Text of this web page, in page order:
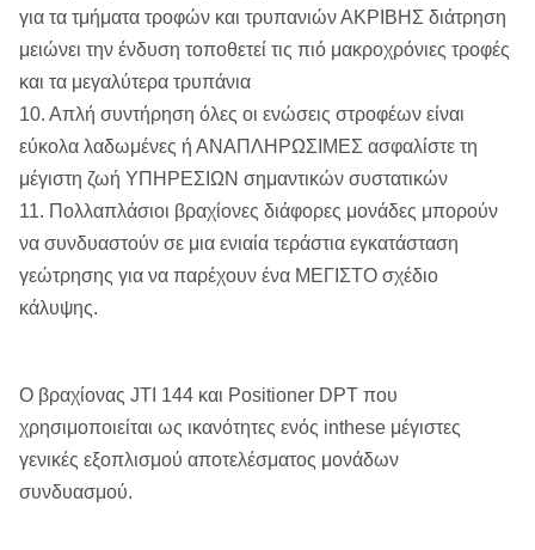
για τα τμήματα τροφών και τρυπανιών ΑΚΡΙΒΗΣ διάτρηση
μειώνει την ένδυση τοποθετεί τις πιό μακροχρόνιες τροφές
και τα μεγαλύτερα τρυπάνια
10. Απλή συντήρηση όλες οι ενώσεις στροφέων είναι
εύκολα λαδωμένες ή ΑΝΑΠΛΗΡΩΣΙΜΕΣ ασφαλίστε τη
μέγιστη ζωή ΥΠΗΡΕΣΙΩΝ σημαντικών συστατικών
11. Πολλαπλάσιοι βραχίονες διάφορες μονάδες μπορούν
να συνδυαστούν σε μια ενιαία τεράστια εγκατάσταση
γεώτρησης για να παρέχουν ένα ΜΕΓΙΣΤΟ σχέδιο
κάλυψης.
Ο βραχίονας JTI 144 και Positioner DPT που
χρησιμοποιείται ως ικανότητες ενός inthese μέγιστες
γενικές εξοπλισμού αποτελέσματος μονάδων
συνδυασμού.